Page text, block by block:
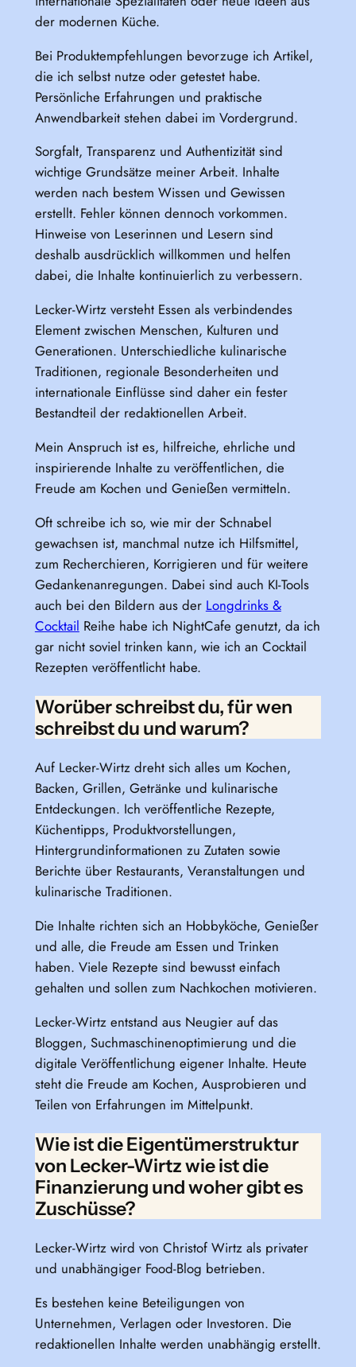
der modernen Küche.
Bei Produktempfehlungen bevorzuge ich Artikel,
die ich selbst nutze oder getestet habe.
Persönliche Erfahrungen und praktische
Anwendbarkeit stehen dabei im Vordergrund.
Sorgfalt, Transparenz und Authentizität sind
wichtige Grundsätze meiner Arbeit. Inhalte
werden nach bestem Wissen und Gewissen
erstellt. Fehler können dennoch vorkommen.
Hinweise von Leserinnen und Lesern sind
deshalb ausdrücklich willkommen und helfen
dabei, die Inhalte kontinuierlich zu verbessern.
Lecker-Wirtz versteht Essen als verbindendes
Element zwischen Menschen, Kulturen und
Generationen. Unterschiedliche kulinarische
Traditionen, regionale Besonderheiten und
internationale Einflüsse sind daher ein fester
Bestandteil der redaktionellen Arbeit.
Mein Anspruch ist es, hilfreiche, ehrliche und
inspirierende Inhalte zu veröffentlichen, die
Freude am Kochen und Genießen vermitteln.
Oft schreibe ich so, wie mir der Schnabel
gewachsen ist, manchmal nutze ich Hilfsmittel,
zum Recherchieren, Korrigieren und für weitere
Gedankenanregungen. Dabei sind auch KI-Tools
auch bei den Bildern aus der Longdrinks &
Cocktail Reihe habe ich NightCafe genutzt, da ich
gar nicht soviel trinken kann, wie ich an Cocktail
Rezepten veröffentlicht habe.
Worüber schreibst du, für wen
schreibst du und warum?
Auf Lecker-Wirtz dreht sich alles um Kochen,
Backen, Grillen, Getränke und kulinarische
Entdeckungen. Ich veröffentliche Rezepte,
Küchentipps, Produktvorstellungen,
Hintergrundinformationen zu Zutaten sowie
Berichte über Restaurants, Veranstaltungen und
kulinarische Traditionen.
Die Inhalte richten sich an Hobbyköche, Genießer
und alle, die Freude am Essen und Trinken
haben. Viele Rezepte sind bewusst einfach
gehalten und sollen zum Nachkochen motivieren.
Lecker-Wirtz entstand aus Neugier auf das
Bloggen, Suchmaschinenoptimierung und die
digitale Veröffentlichung eigener Inhalte. Heute
steht die Freude am Kochen, Ausprobieren und
Teilen von Erfahrungen im Mittelpunkt.
Wie ist die Eigentümerstruktur
von Lecker-Wirtz wie ist die
Finanzierung und woher gibt es
Zuschüsse?
Lecker-Wirtz wird von Christof Wirtz als privater
und unabhängiger Food-Blog betrieben.
Es bestehen keine Beteiligungen von
Unternehmen, Verlagen oder Investoren. Die
redaktionellen Inhalte werden unabhängig erstellt.